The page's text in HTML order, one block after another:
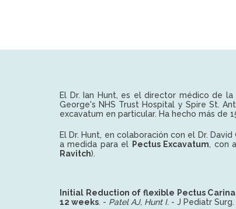
El Dr. Ian Hunt, es el director médico de
George's NHS Trust Hospital y Spire St.
excavatum en particular. Ha hecho más de
El Dr. Hunt, en colaboración con el Dr.
a medida para el Pectus Excavatum, con
Ravitch).
Initial Reduction of flexible Pectus
12 weeks. - Patel AJ, Hunt I. - J Pediatr